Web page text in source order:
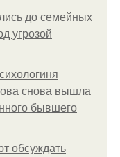
до семейных
угрозой
снова вышла
бывшего
обсуждать